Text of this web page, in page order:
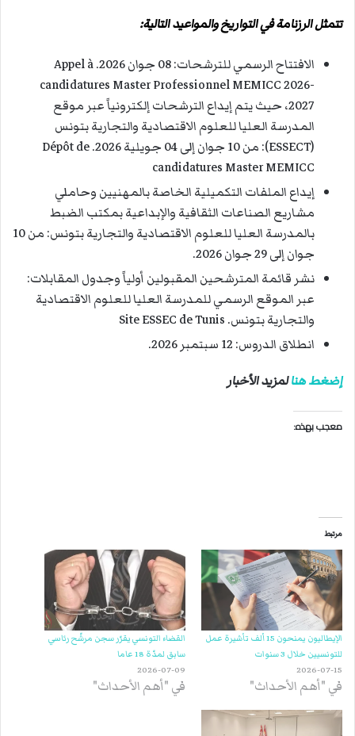
تتمثل الرزنامة في التواريخ والمواعيد التالية:
الافتتاح الرسمي للترشحات: 08 جوان 2026. Appel à
candidatures Master Professionnel MEMICC 2026-
2027، حيث يتم إيداع الترشحات إلكترونياً عبر موقع
المدرسة العليا للعلوم الاقتصادية والتجارية بتونس
(ESSECT): من 10 جوان إلى 04 جويلية 2026. Dépôt de
candidatures Master MEMICC
إيداع الملفات التكميلية الخاصة بالمهنيين وحاملي
مشاريع الصناعات الثقافية والإبداعية بمكتب الضبط
بالمدرسة العليا للعلوم الاقتصادية والتجارية بتونس: من 10
جوان إلى 29 جوان 2026.
نشر قائمة المترشحين المقبولين أولياً وجدول المقابلات:
عبر الموقع الرسمي للمدرسة العليا للعلوم الاقتصادية
والتجارية بتونس. Site ESSEC de Tunis
انطلاق الدروس: 12 سبتمبر 2026.
إضغط هنالمزيد الأخبار
معجب بهذه:
مرتبط
الإيطاليون يمنحون 15 ألف تأشيرة عمل
للتونسيين خلال 3 سنوات
2026-07-15
في "أهم الأحداث"
القضاء التونسي يقرّر سجن مرشّح رئاسي
سابق لمدّة 18 عاما
2026-07-09
في "أهم الأحداث"